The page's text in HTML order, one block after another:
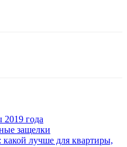
года
защелки
лучше для квартиры,